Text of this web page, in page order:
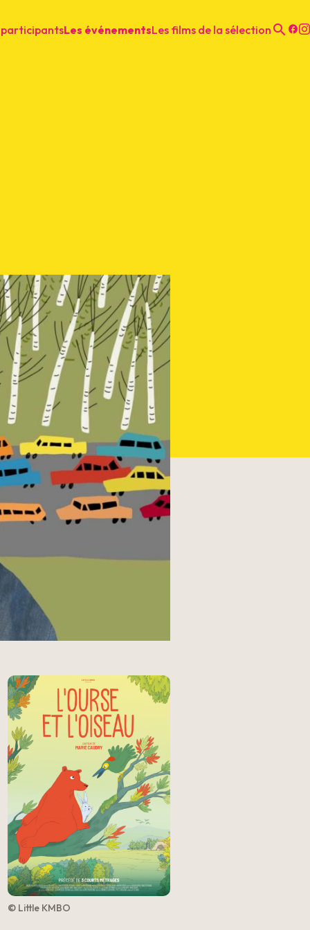
participantsLes événementsLes films de la sélection
© Little KMBO